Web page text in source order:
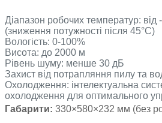
Діапазон робочих температур: від
(зниження потужності після 45°C)
Вологість: 0-100%
Висота: до 2000 м
Рівень шуму: менше 30 дБ
Захист від потрапляння пилу та
Охолодження: інтелектуальна
охолодження для оптимального
Габарити: 330×580×232 мм (без